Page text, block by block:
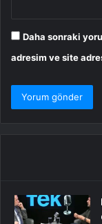
Daha sonraki
adresim ve site